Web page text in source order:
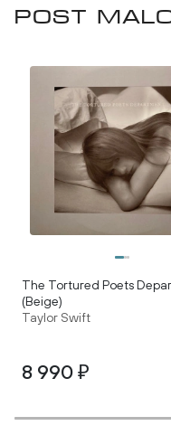
Post
Taylor Swift
The Tortured Poets
(Beige)
8 990 ₽